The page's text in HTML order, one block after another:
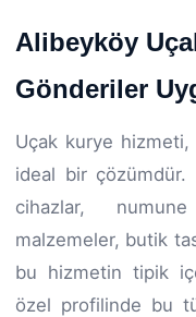
Alibeyköy
Gönderiler
Uçak kurye
ideal bir çözümdür.
cihazlar,
malzemeler, butik
bu hizmetin tipik
özel profilinde bu